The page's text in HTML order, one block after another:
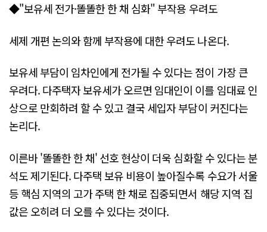
◆"보유세 전가·똘똘한 한 채 심화" 부작용 우려도
세제 개편 논의와 함께 부작용에 대한 우려도 나온다.
보유세 부담이 임차인에게 전가될 수 있다는 점이 가장 큰
우려다. 다주택자 보유세가 오르면 임대인이 이를 임대료 인
상으로 만회하려 할 수 있고 결국 세입자 부담이 커진다는
논리다.
이른바 '똘똘한 한 채' 선호 현상이 더욱 심화할 수 있다는 분
석도 제기된다. 다주택 보유 비용이 높아질수록 수요가 서울
등 핵심 지역의 고가 주택 한 채로 집중되면서 해당 지역 집
값은 오히려 더 오를 수 있다는 것이다.